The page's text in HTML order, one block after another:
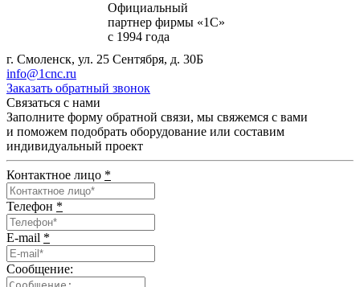
Официальный
партнер фирмы «1С»
с 1994 года
г. Смоленск, ул. 25 Сентября, д. 30Б
info@1cnc.ru
Заказать обратный звонок
Связаться с нами
Заполните форму обратной связи, мы свяжемся с вами
и поможем подобрать оборудование или составим
индивидуальный проект
Контактное лицо *
Телефон *
E-mail *
Сообщение: